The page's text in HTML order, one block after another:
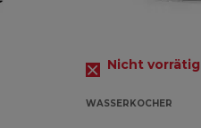
Nicht vorrätig
WASSERKOCHER